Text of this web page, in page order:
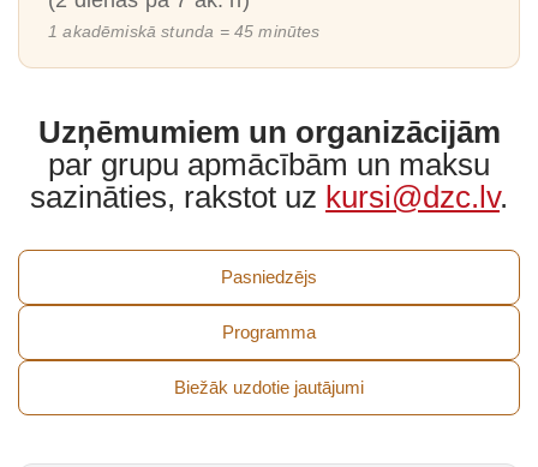
1 akadēmiskā stunda = 45 minūtes
Uzņēmumiem un organizācijām
par grupu apmācībām un maksu
sazināties, rakstot uz kursi@dzc.lv.
Pasniedzējs
Programma
Biežāk uzdotie jautājumi